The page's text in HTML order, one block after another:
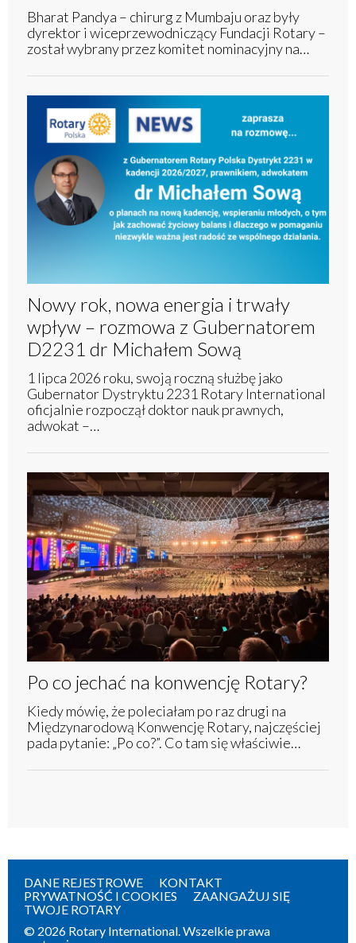
Bharat Pandya – chirurg z Mumbaju oraz były
dyrektor i wiceprzewodniczący Fundacji Rotary –
został wybrany przez komitet nominacyjny na…
Nowy rok, nowa energia i trwały
wpływ – rozmowa z Gubernatorem
D2231 dr Michałem Sową
1 lipca 2026 roku, swoją roczną służbę jako
Gubernator Dystryktu 2231 Rotary International
oficjalnie rozpoczął doktor nauk prawnych,
adwokat –…
Po co jechać na konwencję Rotary?
Kiedy mówię, że poleciałam po raz drugi na
Międzynarodową Konwencję Rotary, najczęściej
pada pytanie: „Po co?”. Co tam się właściwie…
DANE REJESTROWE
KONTAKT
PRYWATNOŚĆ I COOKIES
ZAANGAŻUJ SIĘ
TWOJE ROTARY
© 2026 Rotary International. Wszelkie prawa